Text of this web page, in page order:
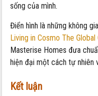
sống của mình.
Điển hình là những không
Living in Cosmo The Global
Masterise Homes đưa
hiện đại một cách tự nhiên
Kết luận